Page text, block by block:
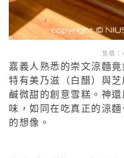
售價：
嘉義人熟悉的崇文涼麵
特有美乃滋（白醋）與
鹹微甜的創意雪糕。神
味，如同在吃真正的涼
的想像。